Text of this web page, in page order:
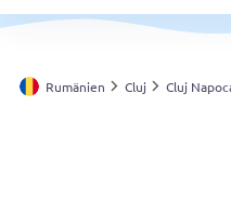
Schweiz
Deutschland
Rumänien Cluj Cluj